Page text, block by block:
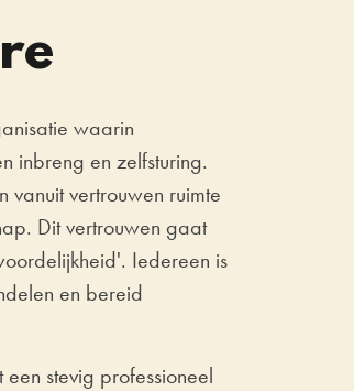
waarin
inbreng en zelfsturing.
vertrouwen ruimte
Dit vertrouwen gaat
Iedereen is
en bereid
stevig professioneel